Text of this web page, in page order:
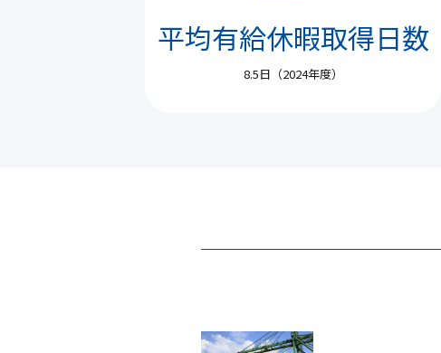
平均有給休暇取得日数
8.5日（2024年度）